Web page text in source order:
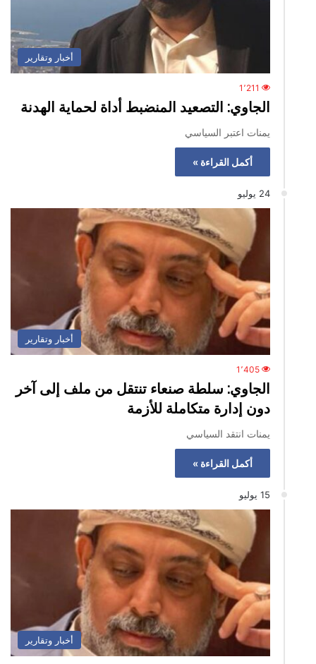
أخبار وتقارير
1٬211
الجاوي: التصعيد المنضبط أداة لحماية الهدنة
يمنات اعتبر السياسي
أكمل القراءة »
24 يوليو
أخبار وتقارير
1٬405
الجاوي: سلطة صنعاء تنتقل من ملف إلى آخر
دون إدارة متكاملة للأزمة
يمنات انتقد السياسي
أكمل القراءة »
15 يوليو
أخبار وتقارير